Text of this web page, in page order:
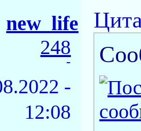
new_life
248
-
-
12:08